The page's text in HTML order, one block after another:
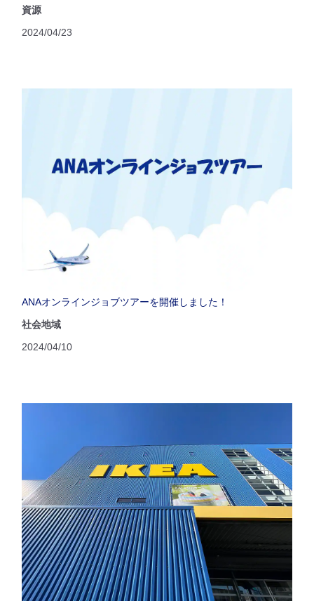
資源
2024/04/23
ANAオンラインジョブツアーを開催しました！
社会地域
2024/04/10